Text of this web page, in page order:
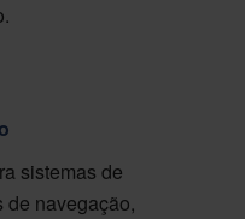
sistemas de
de navegação,